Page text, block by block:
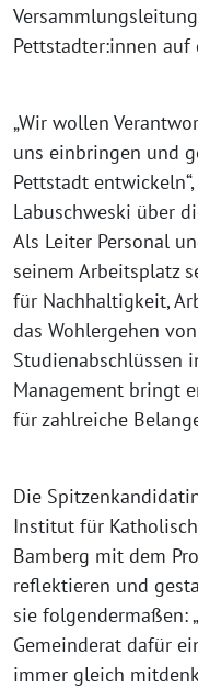
Pettstadter:innen auf
„Wir wollen
uns einbringen und
Pettstadt
Labuschweski über
Als Leiter Personal
seinem Arbeitsplatz
für Nachhaltigkeit,
das Wohlergehen
Studienabschlüssen
Management bringt
für zahlreiche
Die
Institut für
Bamberg mit dem
reflektieren und
sie folgendermaßen:
Gemeinderat dafür
immer gleich